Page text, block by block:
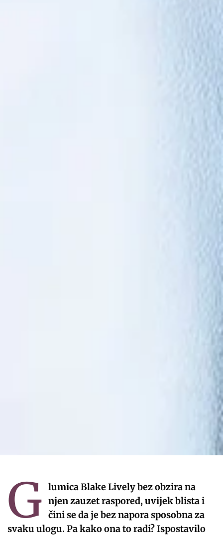
G lumica Blake Lively bez obzira na
njen zauzet raspored, uvijek blista i
čini se da je bez napora sposobna za
svaku ulogu. Pa kako ona to radi? Ispostavilo